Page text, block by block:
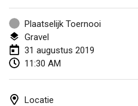
Plaatselijk Toernooi
Gravel
31 augustus 2019
11:30 AM
Locatie
26 jan. 2019|Frankrijk
Liekki Cup
26 jan. 2019|Finland
Tournoi de Mölkky -